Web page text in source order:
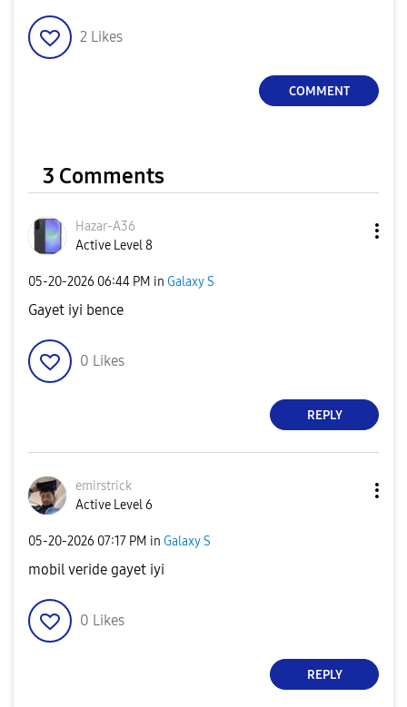
2 Likes
COMMENT
3 Comments
Hazar-A36
Active Level 8
‎05-20-2026 06:44 PM in Galaxy S
Gayet iyi bence
0 Likes
REPLY
emirstrick
Active Level 6
‎05-20-2026 07:17 PM in Galaxy S
mobil veride gayet iyi
0 Likes
REPLY